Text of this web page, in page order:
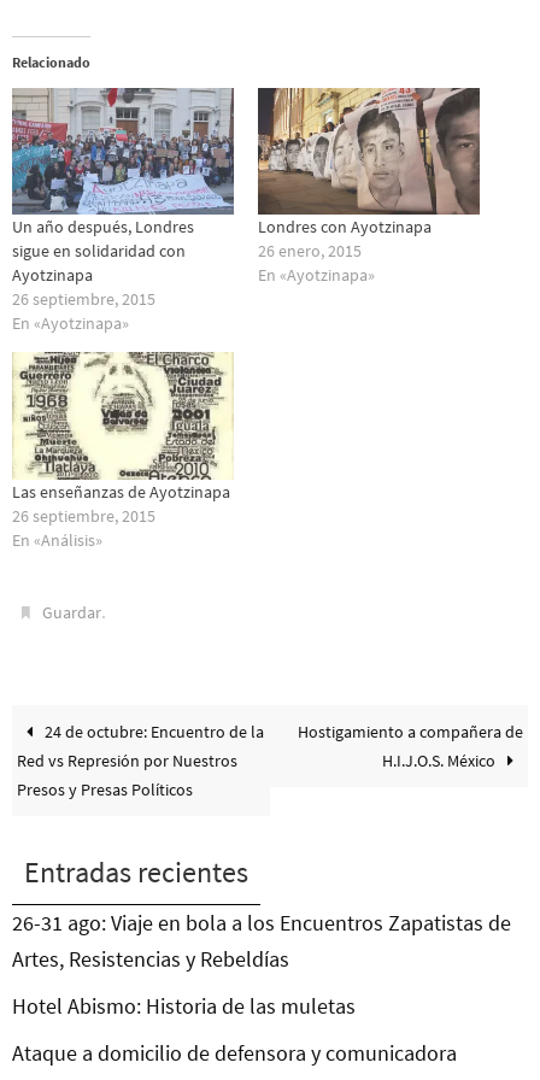
Relacionado
Un año después, Londres
sigue en solidaridad con
Ayotzinapa
26 septiembre, 2015
En «Ayotzinapa»
Londres con Ayotzinapa
26 enero, 2015
En «Ayotzinapa»
Las enseñanzas de Ayotzinapa
26 septiembre, 2015
En «Análisis»
Guardar.
24 de octubre: Encuentro de la
Red vs Represión por Nuestros
Presos y Presas Políticos
Hostigamiento a compañera de
H.I.J.O.S. México
Entradas recientes
26-31 ago: Viaje en bola a los Encuentros Zapatistas de
Artes, Resistencias y Rebeldías
Hotel Abismo: Historia de las muletas
Ataque a domicilio de defensora y comunicadora